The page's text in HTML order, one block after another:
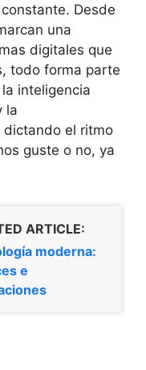
Desde
una
digitales que
todo forma parte
inteligencia
la
dictando el ritmo
guste o no, ya
ARTICLE:
moderna:
e